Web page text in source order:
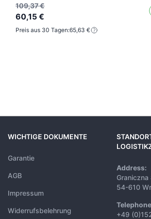
109,37 €
60,15 €
Preis aus 30 Tagen:65,63 €
WICHTIGE DOKUMENTE
Garantie
AGB
Impressum
Widerrufsbelehrung
Address:
54-610
+49